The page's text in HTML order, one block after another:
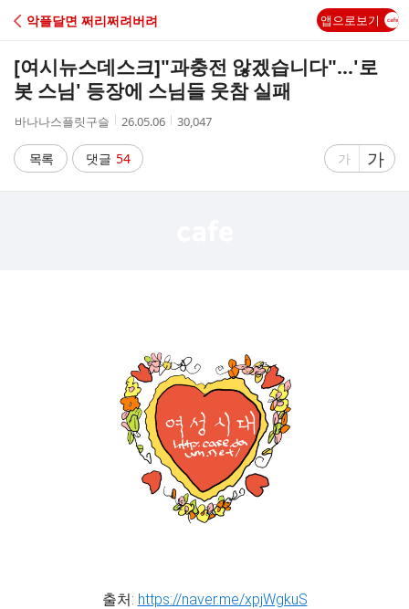
C
A
악플달면 쩌리쩌려버려 앱으로보기
[여시뉴스데스크]"과충전 않겠습니다"…'로
봇 스님' 등장에 스님들 웃참 실패
작
자
바나나스플릿구슬
작
시
간
26.05.06
조
30,047
목록 댓글 54
글
가
글
자
가
출처: https://naver.me/xpjWgkuS